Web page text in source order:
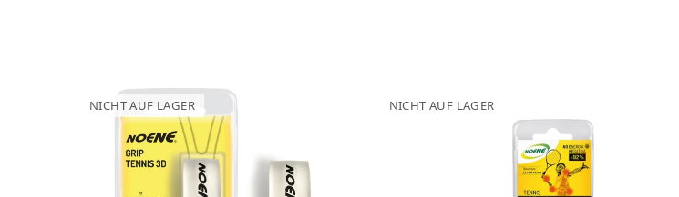
NICHT AUF LAGER NICHT AUF LAGER